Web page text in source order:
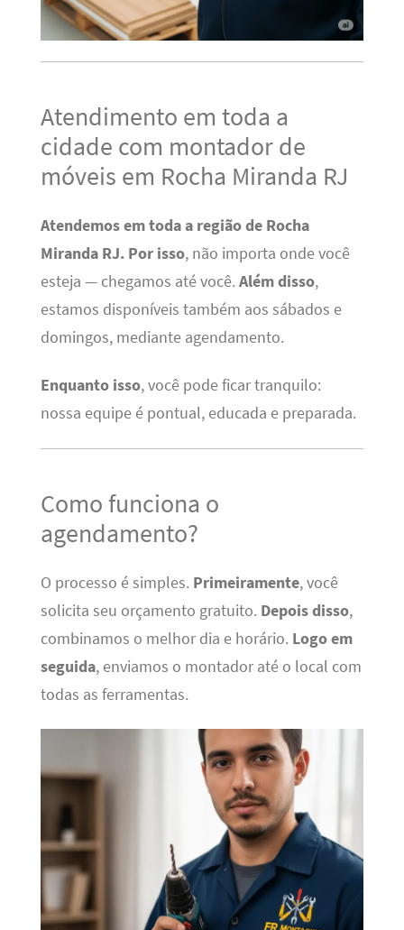
Atendimento em toda a
cidade com montador de
móveis em Rocha Miranda RJ
Atendemos em toda a região de Rocha
Miranda RJ. Por isso, não importa onde você
esteja — chegamos até você. Além disso,
estamos disponíveis também aos sábados e
domingos, mediante agendamento.
Enquanto isso, você pode ficar tranquilo:
nossa equipe é pontual, educada e preparada.
Como funciona o
agendamento?
O processo é simples. Primeiramente, você
solicita seu orçamento gratuito. Depois disso,
combinamos o melhor dia e horário. Logo em
seguida, enviamos o montador até o local com
todas as ferramentas.